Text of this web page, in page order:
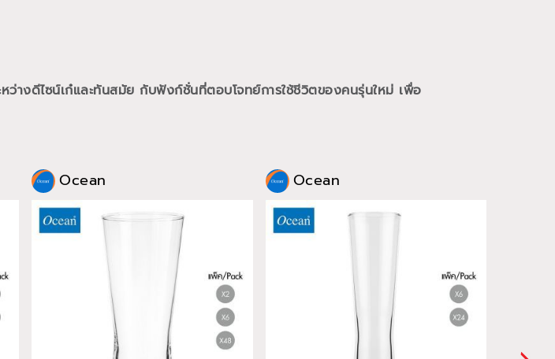
างดีไซน์เก๋และทันสมัย กับฟังก์ชั่นที่ตอบโจทย์การใช้ชีวิตของคนรุ่นใหม่ เพื่อ
Ocean Ocean